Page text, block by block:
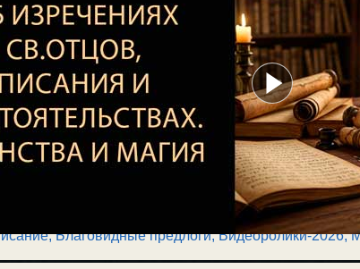
,Благовидные предлоги,Видеоролики-2026,